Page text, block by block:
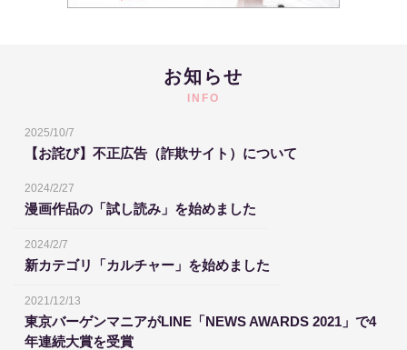
お知らせ
INFO
2025/10/7
【お詫び】不正広告（詐欺サイト）について
2024/2/27
漫画作品の「試し読み」を始めました
2024/2/7
新カテゴリ「カルチャー」を始めました
2021/12/13
東京バーゲンマニアがLINE「NEWS AWARDS 2021」で4
年連続大賞を受賞